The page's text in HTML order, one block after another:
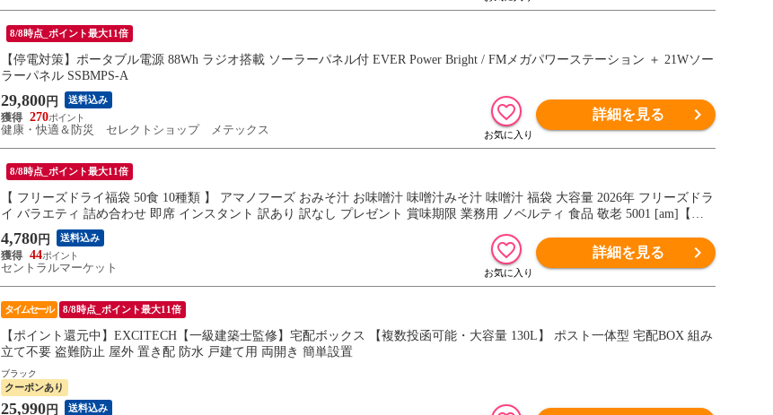
8/8時点_ポイント最大11倍
【停電対策】ポータブル電源 88Wh ラジオ搭載 ソーラーパネル付 EVER Power Bright / FMメガパワーステーション ＋ 21Wソー
ラーパネル SSBMPS-A
29,800 円 送料込み
270
健康・快適＆防災 セレクトショップ メテックス
詳細を見る
8/8時点_ポイント最大11倍
【 フリーズドライ福袋 50食 10種類 】 アマノフーズ おみそ汁 お味噌汁 味噌汁みそ汁 味噌汁 福袋 大容量 2026年 フリーズドラ
イ バラエティ 詰め合わせ 即席 インスタント 訳あり 訳なし プレゼント 賞味期限 業務用 ノベルティ 食品 敬老 5001 [am]【送
料無料】
4,780 円 送料込み
44
セントラルマーケット
詳細を見る
タイムセール 8/8時点_ポイント最大11倍
【ポイント還元中】EXCITECH【一級建築士監修】宅配ボックス 【複数投函可能・大容量 130L】 ポスト一体型 宅配BOX 組み
立て不要 盗難防止 屋外 置き配 防水 戸建て用 両開き 簡単設置
ブラック
クーポンあり
25,990 円 送料込み